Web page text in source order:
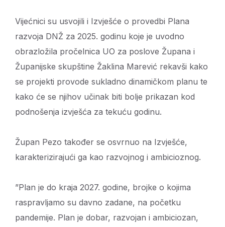
Vijećnici su usvojili i Izvješće o provedbi Plana
razvoja DNŽ za 2025. godinu koje je uvodno
obrazložila pročelnica UO za poslove Župana i
Županijske skupštine Žaklina Marević rekavši kako
se projekti provode sukladno dinamičkom planu te
kako će se njihov učinak biti bolje prikazan kod
podnošenja izvješća za tekuću godinu.
Župan Pezo također se osvrnuo na Izvješće,
karakterizirajući ga kao razvojnog i ambicioznog.
”Plan je do kraja 2027. godine, brojke o kojima
raspravljamo su davno zadane, na početku
pandemije. Plan je dobar, razvojan i ambiciozan,